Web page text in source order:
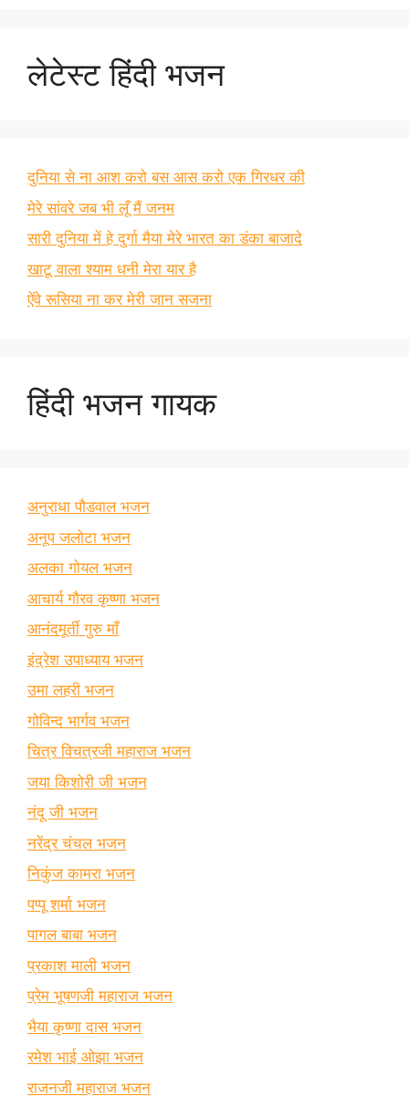
लेटेस्ट हिंदी भजन
दुनिया से ना आश करो बस आस करो एक गिरधर की
मेरे सांवरे जब भी लूँ मैं जनम
सारी दुनिया में हे दुर्गा मैया मेरे भारत का डंका बाजादे
खाटू वाला श्याम धनी मेरा यार है
ऐंवे रूसिया ना कर मेरी जान सजना
हिंदी भजन गायक
अनुराधा पौडवाल भजन
अनूप जलोटा भजन
अलका गोयल भजन
आचार्य गौरव कृष्णा भजन
आनंदमूर्ती गुरु माँ
इंद्रेश उपाध्याय भजन
उमा लहरी भजन
गोविन्द भार्गव भजन
चित्र विचत्रजी महाराज भजन
जया किशोरी जी भजन
नंदू जी भजन
नरेंद्र चंचल भजन
निकुंज कामरा भजन
पप्पू शर्मा भजन
पागल बाबा भजन
प्रकाश माली भजन
प्रेम भूषणजी महाराज भजन
भैया कृष्णा दास भजन
रमेश भाई ओझा भजन
राजनजी महाराज भजन